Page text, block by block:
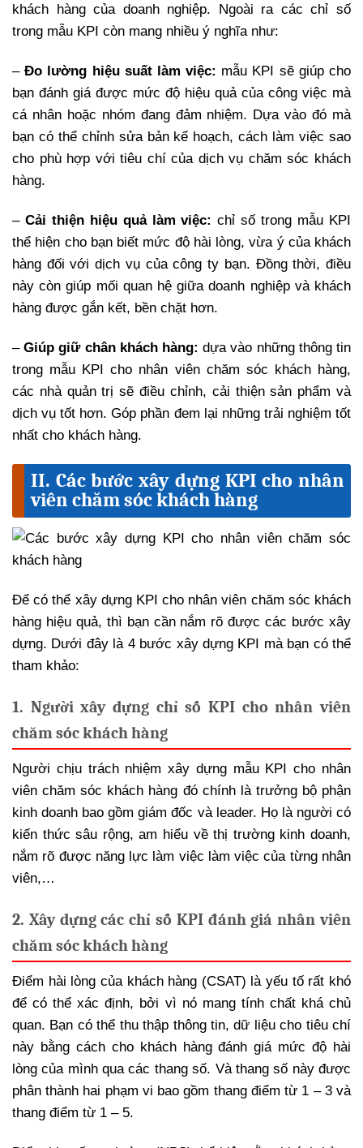
khách hàng của doanh nghiệp. Ngoài ra các chỉ số
trong mẫu KPI còn mang nhiều ý nghĩa như:
–Đo lường hiệu suất làm việc: mẫu KPI sẽ giúp cho
bạn đánh giá được mức độ hiệu quả của công việc mà
cá nhân hoặc nhóm đang đảm nhiệm. Dựa vào đó mà
bạn có thể chỉnh sửa bản kế hoạch, cách làm việc sao
cho phù hợp với tiêu chí của dịch vụ chăm sóc khách
hàng.
– Cải thiện hiệu quả làm việc: chỉ số trong mẫu KPI
thể hiện cho bạn biết mức độ hài lòng, vừa ý của khách
hàng đối với dịch vụ của công ty bạn. Đồng thời, điều
này còn giúp mối quan hệ giữa doanh nghiệp và khách
hàng được gắn kết, bền chặt hơn.
–Giúp giữ chân khách hàng: dựa vào những thông tin
trong mẫu KPI cho nhân viên chăm sóc khách hàng,
các nhà quản trị sẽ điều chỉnh, cải thiện sản phẩm và
dịch vụ tốt hơn. Góp phần đem lại những trải nghiệm tốt
nhất cho khách hàng.
II. Các bước xây dựng KPI cho nhân
viên chăm sóc khách hàng
Để có thể xây dựng KPI cho nhân viên chăm sóc khách
hàng hiệu quả, thì bạn cần nắm rõ được các bước xây
dựng. Dưới đây là 4 bước xây dựng KPI mà bạn có thể
tham khảo:
1. Người xây dựng chỉ số KPI cho nhân viên
chăm sóc khách hàng
Người chịu trách nhiệm xây dựng mẫu KPI cho nhân
viên chăm sóc khách hàng đó chính là trưởng bộ phận
kinh doanh bao gồm giám đốc và leader. Họ là người có
kiến thức sâu rộng, am hiểu về thị trường kinh doanh,
nắm rõ được năng lực làm việc làm việc của từng nhân
viên,…
2. Xây dựng các chỉ số KPI đánh giá nhân viên
chăm sóc khách hàng
Điểm hài lòng của khách hàng (CSAT) là yếu tố rất khó
để có thể xác định, bởi vì nó mang tính chất khá chủ
quan. Bạn có thể thu thập thông tin, dữ liệu cho tiêu chí
này bằng cách cho khách hàng đánh giá mức độ hài
lòng của mình qua các thang số. Và thang số này được
phân thành hai phạm vi bao gồm thang điểm từ 1 – 3 và
thang điểm từ 1 – 5.